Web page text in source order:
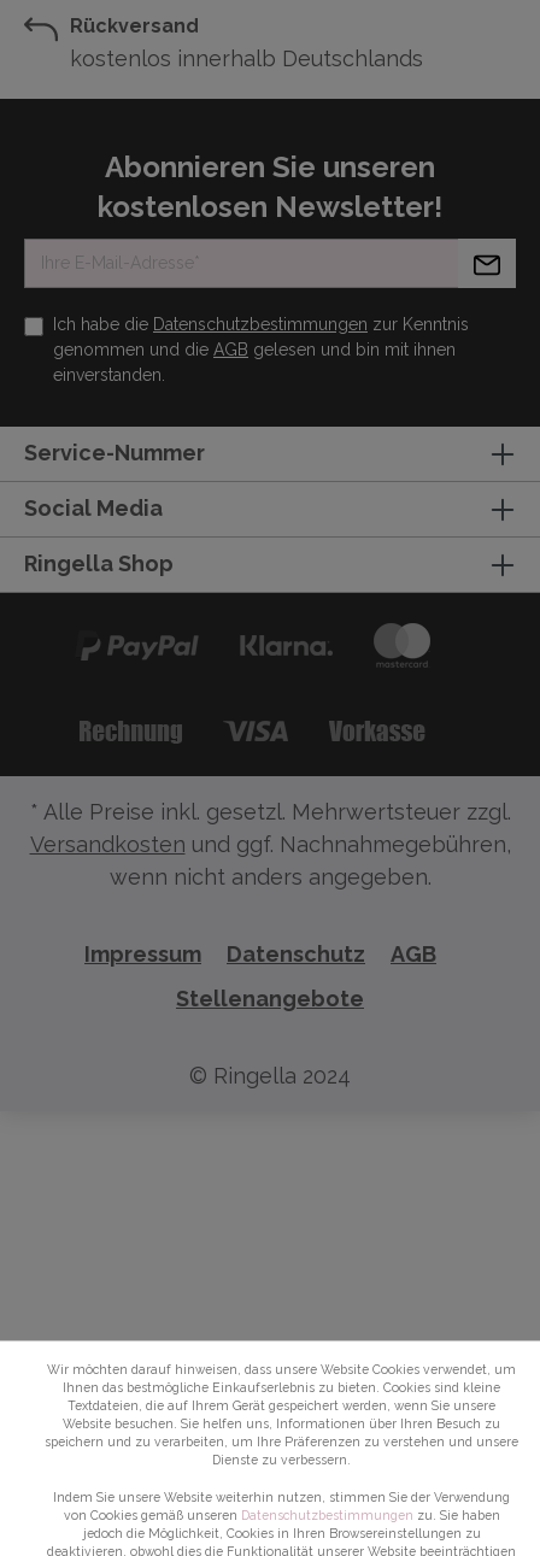
Rückversand
kostenlos innerhalb Deutschlands
Abonnieren Sie unseren
kostenlosen Newsletter!
Ich habe die Datenschutzbestimmungen zur Kenntnis
genommen und die AGB gelesen und bin mit ihnen
einverstanden.
Service-Nummer
Social Media
Ringella Shop
* Alle Preise inkl. gesetzl. Mehrwertsteuer zzgl.
Versandkosten und ggf. Nachnahmegebühren,
wenn nicht anders angegeben.
Impressum Datenschutz
AGB
Stellenangebote
© Ringella 2024
Wir möchten darauf hinweisen, dass unsere Website Cookies verwendet, um
Ihnen das bestmögliche Einkaufserlebnis zu bieten. Cookies sind kleine
Textdateien, die auf Ihrem Gerät gespeichert werden, wenn Sie unsere
Website besuchen. Sie helfen uns, Informationen über Ihren Besuch zu
speichern und zu verarbeiten, um Ihre Präferenzen zu verstehen und unsere
Dienste zu verbessern.
Indem Sie unsere Website weiterhin nutzen, stimmen Sie der Verwendung
von Cookies gemäß unseren Datenschutzbestimmungen zu. Sie haben
jedoch die Möglichkeit, Cookies in Ihren Browsereinstellungen zu
deaktivieren, obwohl dies die Funktionalität unserer Website beeinträchtigen